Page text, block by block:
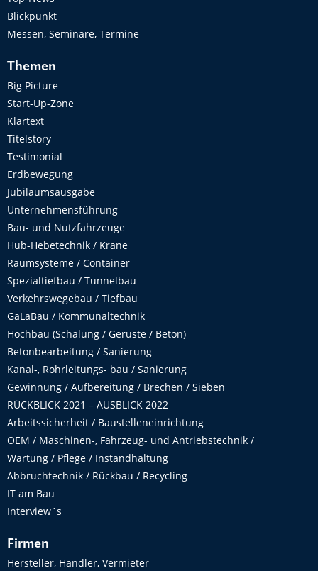
Blickpunkt
Messen, Seminare, Termine
Themen
Big Picture
Start-Up-Zone
Klartext
Titelstory
Testimonial
Erdbewegung
Jubiläumsausgabe
Unternehmensführung
Bau- und Nutzfahrzeuge
Hub-Hebetechnik / Krane
Raumsysteme / Container
Spezialtiefbau / Tunnelbau
Verkehrswegebau / Tiefbau
GaLaBau / Kommunaltechnik
Hochbau (Schalung / Gerüste / Beton)
Betonbearbeitung / Sanierung
Kanal-, Rohrleitungs- bau / Sanierung
Gewinnung / Aufbereitung / Brechen / Sieben
RÜCKBLICK 2021 – AUSBLICK 2022
Arbeitssicherheit / Baustelleneinrichtung
OEM / Maschinen-, Fahrzeug- und Antriebstechnik /
Wartung / Pflege / Instandhaltung
Abbruchtechnik / Rückbau / Recycling
IT am Bau
Interview´s
Firmen
Hersteller, Händler, Vermieter